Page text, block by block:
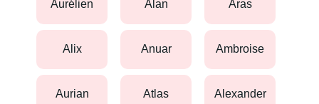
aurélien alan aras
alix anuar ambroise
aurian atlas alexander